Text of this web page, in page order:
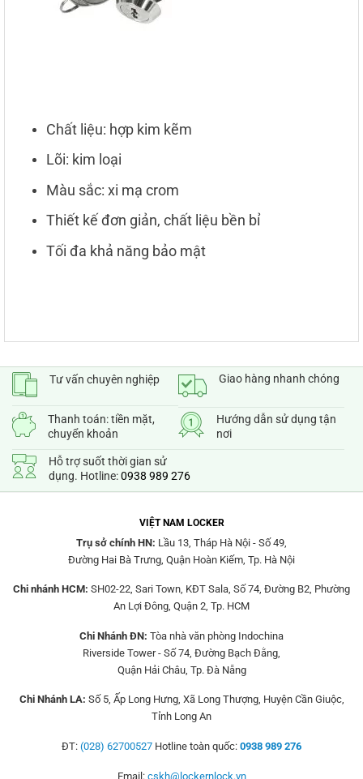
Chất liệu: hợp kim kẽm
Lõi: kim loại
Màu sắc: xi mạ crom
Thiết kế đơn giản, chất liệu bền bỉ
Tối đa khả năng bảo mật
Tư vấn chuyên nghiệp Giao hàng nhanh chóng
Thanh toán: tiền mặt,
chuyển khoản
Hướng dẫn sử dụng tận
nơi
Hỗ trợ suốt thời gian sử
dụng. Hotline:0938 989 276
VIỆT NAM LOCKER
Trụ sở chính HN: Lầu 13, Tháp Hà Nội - Số 49,
Đường Hai Bà Trưng, Quận Hoàn Kiếm, Tp. Hà Nội
Chi nhánh HCM: SH02-22, Sari Town, KĐT Sala, Số 74, Đường B2, Phường
An Lợi Đông, Quận 2, Tp. HCM
Chi Nhánh ĐN: Tòa nhà văn phòng Indochina
Riverside Tower - Số 74, Đường Bạch Đằng,
Quận Hải Châu, Tp. Đà Nẵng
Chi Nhánh LA: Số 5, Ấp Long Hưng, Xã Long Thượng, Huyện Cần Giuộc,
Tỉnh Long An
ĐT: (028) 62700527 Hotline toàn quốc: 0938 989 276
Email: cskh@lockernlock.vn